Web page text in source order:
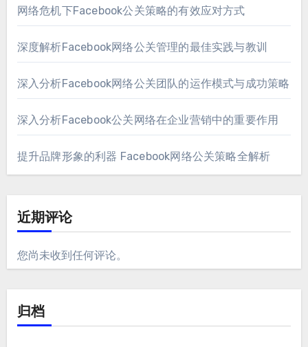
网络危机下Facebook公关策略的有效应对方式
深度解析Facebook网络公关管理的最佳实践与教训
深入分析Facebook网络公关团队的运作模式与成功策略
深入分析Facebook公关网络在企业营销中的重要作用
提升品牌形象的利器 Facebook网络公关策略全解析
近期评论
您尚未收到任何评论。
归档